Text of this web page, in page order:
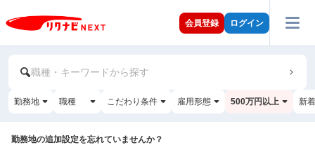
会員登録 ログイン
職種・キーワードから探す
勤務地 職種 こだわり条件 雇用形態 500万円以上 新
勤務地の追加設定を忘れていませんか？